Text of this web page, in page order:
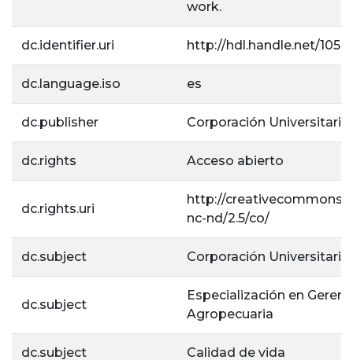
work.
dc.identifier.uri http://hdl.handle.net/
dc.language.iso es
dc.publisher Corporación Universitaria
dc.rights Acceso abierto
dc.rights.uri
http://
nc-nd/2.5/co/
dc.subject Corporación Universitaria
dc.subject
Especialización en
Agropecuaria
dc.subject Calidad de vida